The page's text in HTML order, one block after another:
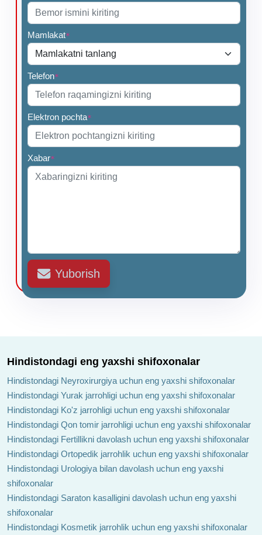
Mamlakat*
Telefon*
Elektron pochta*
Xabar*
Yuborish
Hindistondagi eng yaxshi shifoxonalar
Hindistondagi Neyroxirurgiya uchun eng yaxshi shifoxonalar
Hindistondagi Yurak jarrohligi uchun eng yaxshi shifoxonalar
Hindistondagi Ko'z jarrohligi uchun eng yaxshi shifoxonalar
Hindistondagi Qon tomir jarrohligi uchun eng yaxshi shifoxonalar
Hindistondagi Fertillikni davolash uchun eng yaxshi shifoxonalar
Hindistondagi Ortopedik jarrohlik uchun eng yaxshi shifoxonalar
Hindistondagi Urologiya bilan davolash uchun eng yaxshi
shifoxonalar
Hindistondagi Saraton kasalligini davolash uchun eng yaxshi
shifoxonalar
Hindistondagi Kosmetik jarrohlik uchun eng yaxshi shifoxonalar